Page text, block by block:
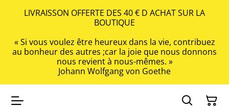
LIVRAISSON OFFERTE DES 40 € D ACHAT SUR LA
BOUTIQUE
« Si vous voulez être heureux dans la vie, contribuez
au bonheur des autres ;car la joie que nous donnons
nous revient à nous-mêmes. »
Johann Wolfgang von Goethe